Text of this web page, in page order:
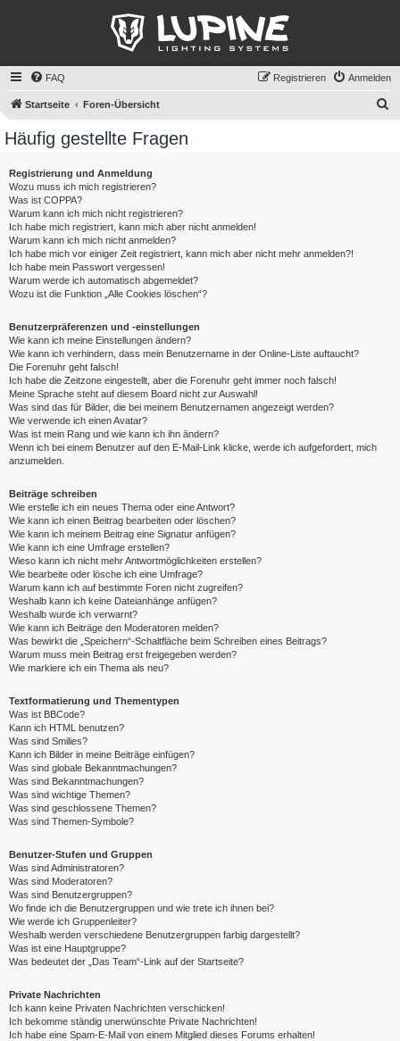
FAQ Anmelden
Registrieren
Startseite Foren-Übersicht
Häufig gestellte Fragen
Registrierung und Anmeldung
Wozu muss ich mich registrieren?
Was ist COPPA?
Warum kann ich mich nicht registrieren?
Ich habe mich registriert, kann mich aber nicht anmelden!
Warum kann ich mich nicht anmelden?
Ich habe mich vor einiger Zeit registriert, kann mich aber nicht mehr anmelden?!
Ich habe mein Passwort vergessen!
Warum werde ich automatisch abgemeldet?
Wozu ist die Funktion „Alle Cookies löschen“?
Benutzerpräferenzen und -einstellungen
Wie kann ich meine Einstellungen ändern?
Wie kann ich verhindern, dass mein Benutzername in der Online-Liste auftaucht?
Die Forenuhr geht falsch!
Ich habe die Zeitzone eingestellt, aber die Forenuhr geht immer noch falsch!
Meine Sprache steht auf diesem Board nicht zur Auswahl!
Was sind das für Bilder, die bei meinem Benutzernamen angezeigt werden?
Wie verwende ich einen Avatar?
Was ist mein Rang und wie kann ich ihn ändern?
Wenn ich bei einem Benutzer auf den E-Mail-Link klicke, werde ich aufgefordert, mich
anzumelden.
Beiträge schreiben
Wie erstelle ich ein neues Thema oder eine Antwort?
Wie kann ich einen Beitrag bearbeiten oder löschen?
Wie kann ich meinem Beitrag eine Signatur anfügen?
Wie kann ich eine Umfrage erstellen?
Wieso kann ich nicht mehr Antwortmöglichkeiten erstellen?
Wie bearbeite oder lösche ich eine Umfrage?
Warum kann ich auf bestimmte Foren nicht zugreifen?
Weshalb kann ich keine Dateianhänge anfügen?
Weshalb wurde ich verwarnt?
Wie kann ich Beiträge den Moderatoren melden?
Was bewirkt die „Speichern“-Schaltfläche beim Schreiben eines Beitrags?
Warum muss mein Beitrag erst freigegeben werden?
Wie markiere ich ein Thema als neu?
Textformatierung und Thementypen
Was ist BBCode?
Kann ich HTML benutzen?
Was sind Smilies?
Kann ich Bilder in meine Beiträge einfügen?
Was sind globale Bekanntmachungen?
Was sind Bekanntmachungen?
Was sind wichtige Themen?
Was sind geschlossene Themen?
Was sind Themen-Symbole?
Benutzer-Stufen und Gruppen
Was sind Administratoren?
Was sind Moderatoren?
Was sind Benutzergruppen?
Wo finde ich die Benutzergruppen und wie trete ich ihnen bei?
Wie werde ich Gruppenleiter?
Weshalb werden verschiedene Benutzergruppen farbig dargestellt?
Was ist eine Hauptgruppe?
Was bedeutet der „Das Team“-Link auf der Startseite?
Private Nachrichten
Ich kann keine Privaten Nachrichten verschicken!
Ich bekomme ständig unerwünschte Private Nachrichten!
Ich habe eine Spam-E-Mail von einem Mitglied dieses Forums erhalten!